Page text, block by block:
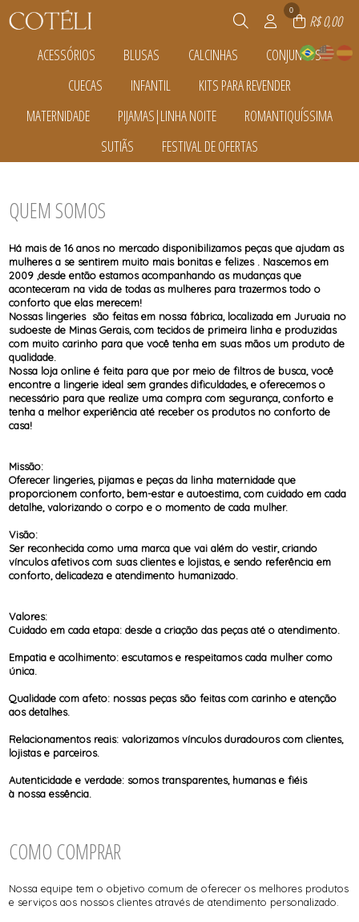
0
R$ 0,00
ACESSÓRIOS
ACESSÓRIOS
BLUSAS
BLUSAS
CALCINHAS
CALCINHAS
SEM COSTURA
CONJUNTOS
CONJUNTOS
CUECAS
CUECAS
TODOS DE CUECAS
INFANTIL
CALCINHAS
SEM COSTURA
TODOS DE INFANTIL
KITS PARA REVENDER
KITS PARA REVENDER
TODOS DE KITS PARA REVENDER
MATERNIDADE
TODOS DE MATERNIDADE
CALCINHAS
CAMISOLAS E ROBES
PIJAMAS|LINHA NOITE
TODOS DE PIJAMAS|LINHA NOITE
CAMISOLAS E ROBES
PIJAMAS|LINHA NOITE
ROMANTIQUÍSSIMA
TODOS DE ROMANTIQUÍSSIMA
CALCINHAS
CONJUNTOS
SUTIÃS
TODOS DE SUTIÃS
FESTIVAL DE OFERTAS
TODOS DE FESTIVAL DE OFERTAS
CONJUNTOS
PIJAMAS|LINHA NOITE
QUEM SOMOS
Há mais de 16 anos no mercado disponibilizamos peças que ajudam as
mulheres a se sentirem muito mais bonitas e felizes . Nascemos em
2009 ,desde então estamos acompanhando as mudanças que
aconteceram na vida de todas as mulheres para trazermos todo o
conforto que elas merecem!
Nossas lingeries são feitas em nossa fábrica, localizada em Juruaia no
sudoeste de Minas Gerais, com tecidos de primeira linha e produzidas
com muito carinho para que você tenha em suas mãos um produto de
qualidade.
Nossa loja online é feita para que por meio de filtros de busca, você
encontre a lingerie ideal sem grandes dificuldades, e oferecemos o
necessário para que realize uma compra com segurança, conforto e
tenha a melhor experiência até receber os produtos no conforto de
casa!
Missão:
Oferecer lingeries, pijamas e peças da linha maternidade que
proporcionem conforto, bem-estar e autoestima, com cuidado em cada
detalhe, valorizando o corpo e o momento de cada mulher.
Visão:
Ser reconhecida como uma marca que vai além do vestir, criando
vínculos afetivos com suas clientes e lojistas, e sendo referência em
conforto, delicadeza e atendimento humanizado.
Valores:
Cuidado em cada etapa: desde a criação das peças até o atendimento.
Empatia e acolhimento: escutamos e respeitamos cada mulher como
única.
Qualidade com afeto: nossas peças são feitas com carinho e atenção
aos detalhes.
Relacionamentos reais: valorizamos vínculos duradouros com clientes,
lojistas e parceiros.
Autenticidade e verdade: somos transparentes, humanas e fiéis
à nossa essência.
COMO COMPRAR
Nossa equipe tem o objetivo comum de oferecer os melhores produtos
e serviços aos nossos clientes através de atendimento personalizado.